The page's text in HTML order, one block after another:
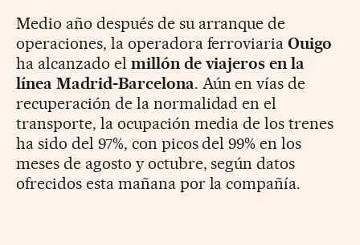
Medio año después de su arranque de
operaciones, la operadora ferroviaria Ouigo
ha alcanzado el millón de viajeros en la
línea Madrid-Barcelona. Aún en vías de
recuperación de la normalidad en el
transporte, la ocupación media de los trenes
ha sido del 97%, con picos del 99% en los
meses de agosto y octubre, según datos
ofrecidos esta mañana por la compañía.